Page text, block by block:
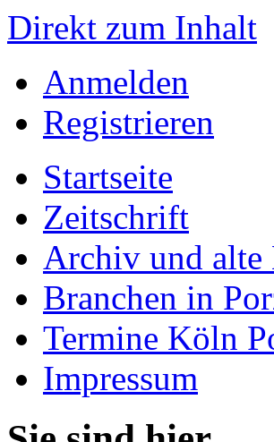
Direkt zum Inhalt
Anmelden
Registrieren
Startseite
Zeitschrift
Archiv und alte
Branchen in
Termine Köln
Impressum